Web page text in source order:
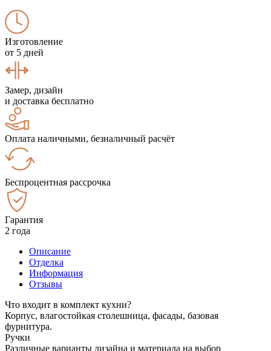
Изготовление
от 5 дней
Замер, дизайн
и доставка бесплатно
Оплата наличными, безналичный расчёт
Беспроцентная рассрочка
Гарантия
2 года
Описание
Отделка
Информация
Отзывы
Что входит в комплект кухни?
Корпус, влагостойкая столешница, фасады, базовая
фурнитура.
Ручки
Различные варианты дизайна и материала на выбор